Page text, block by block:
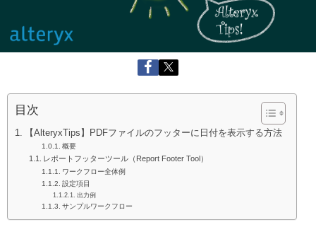
目次
【AlteryxTips】PDFファイルのフッターに日付を表示する方法
概要
レポートフッターツール（Report Footer Tool）
ワークフロー全体例
設定項目
出力例
サンプルワークフロー